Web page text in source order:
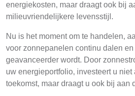
energiekosten, maar draagt ook bij
milieuvriendelijkere levensstijl.
Nu is het moment om te handelen,
voor zonnepanelen continu dalen
geavanceerder wordt. Door
uw energieportfolio, investeert u
toekomst, maar draagt u ook bij aan